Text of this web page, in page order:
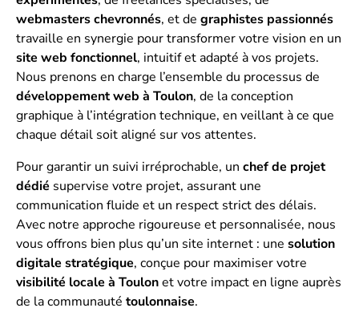
webmasters chevronnés, et de graphistes passionnés
travaille en synergie pour transformer votre vision en un
site web fonctionnel, intuitif et adapté à vos projets.
Nous prenons en charge l’ensemble du processus de
développement web à Toulon, de la conception
graphique à l’intégration technique, en veillant à ce que
chaque détail soit aligné sur vos attentes.
Pour garantir un suivi irréprochable, un chef de projet
dédié supervise votre projet, assurant une
communication fluide et un respect strict des délais.
Avec notre approche rigoureuse et personnalisée, nous
vous offrons bien plus qu’un site internet : une solution
digitale stratégique, conçue pour maximiser votre
visibilité locale à Toulonet votre impact en ligne auprès
de la communauté toulonnaise.